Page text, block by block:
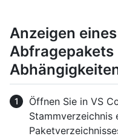
Anzeigen
Abfragepakets
Öffnen Sie in VS
Stammverzeichnis